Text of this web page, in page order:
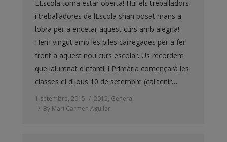
LEscola torna estar oberta! Hui els treballadors
i treballadores de lEscola shan posat mans a
lobra per a encetar aquest curs amb alegria!
Hem vingut amb les piles carregades per a fer
front a aquest nou curs escolar. Us recordem
que lalumnat dInfantil i Primària començarà les
classes el dijous 10 de setembre (cal tenir…
1 setembre, 2015 2015, General
By Mari Carmen Aguilar